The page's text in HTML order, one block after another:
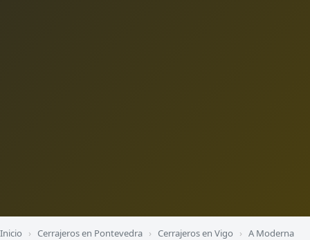
Inicio › Cerrajeros en Pontevedra › Cerrajeros en Vigo › A Moderna